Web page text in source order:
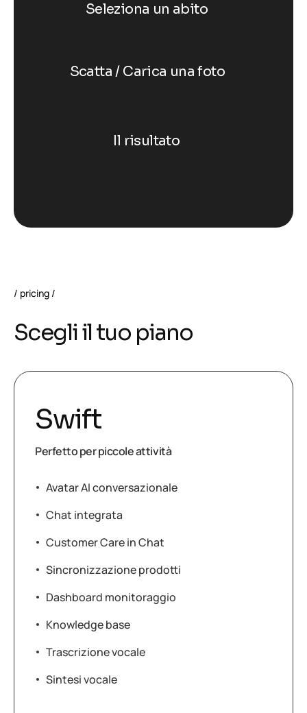
Seleziona un abito
Scatta / Carica una foto
Il risultato
pricing
Scegliiltuo piano
Swift
Perfetto per piccole attività
Avatar AI conversazionale
Chat integrata
Customer Care in Chat
Sincronizzazione prodotti
Dashboard monitoraggio
Knowledge base
Trascrizione vocale
Sintesi vocale